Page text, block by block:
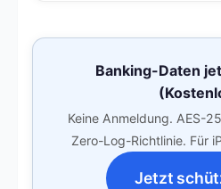
Banking-Daten
Keine Anmeldung. AES-
Zero-Log-Richtlinie. Für
Jetzt